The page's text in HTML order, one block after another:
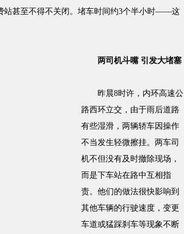
站甚至不得不关闭。堵车时间约3个半小时——这
两司机斗嘴 引发大堵塞
昨晨8时许，内环高速公
路西环立交，由于雨后道路
有些湿滑，两辆轿车因操作
不当发生轻微擦挂。两车司
机不但没有及时撤除现场，
而是下车站在路中互相指
责。他们的做法很快影响到
其他车辆的行驶速度，变更
车道或猛踩刹车等现象不断